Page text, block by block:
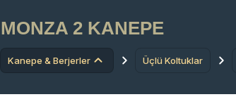
MONZA 2 KANEPE
Kanepe & Berjerler Üçlü Koltuklar